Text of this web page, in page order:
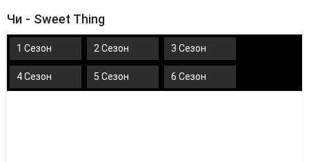
Чи - Sweet Thing
1 Сезон 2 Сезон 3 Сезон
4 Сезон 5 Сезон 6 Сезон